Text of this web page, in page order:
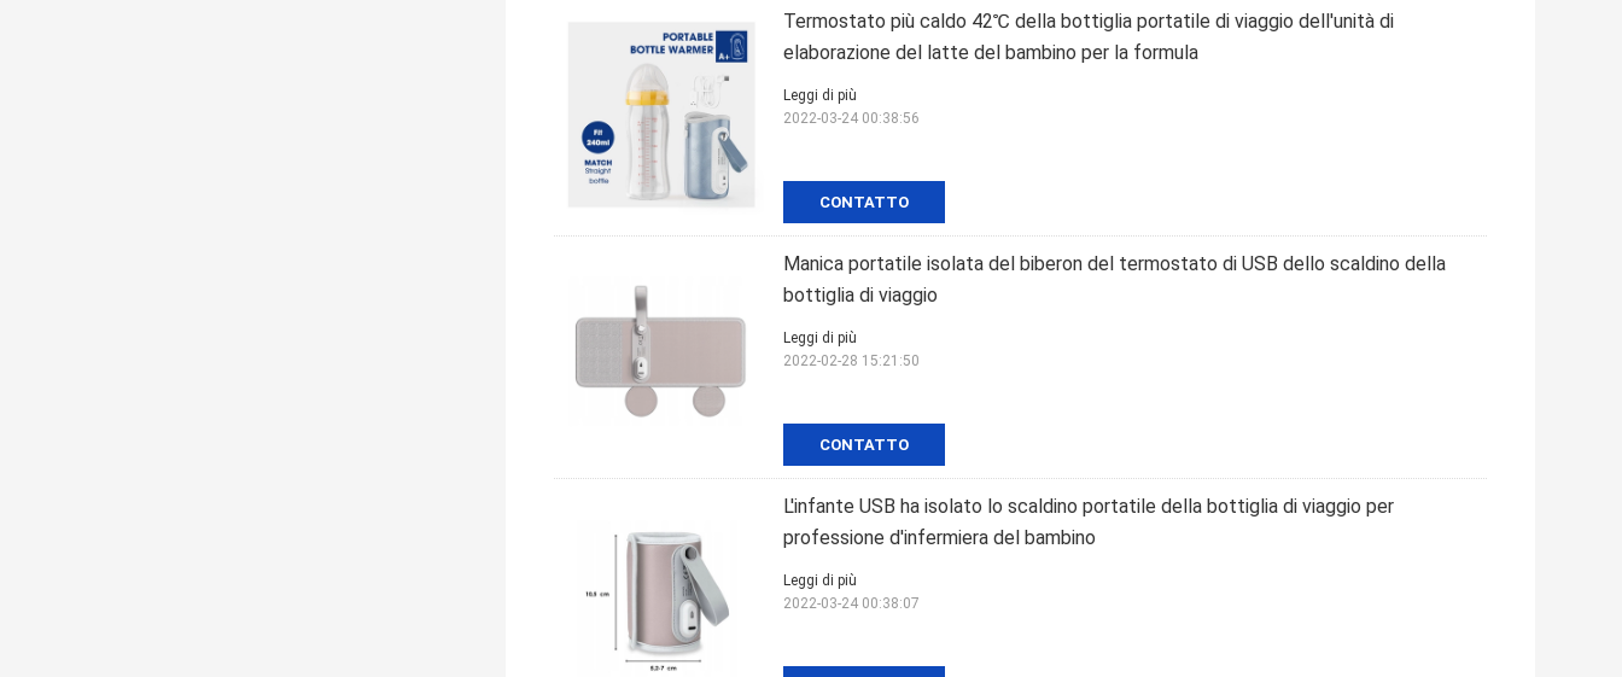
Termostato più caldo 42℃ della bottiglia portatile di viaggio dell'unità di
elaborazione del latte del bambino per la formula
CONTATTO
Leggi di più
2022-03-24 00:38:56
Manica portatile isolata del biberon del termostato di USB dello scaldino della
bottiglia di viaggio
CONTATTO
Leggi di più
2022-02-28 15:21:50
L'infante USB ha isolato lo scaldino portatile della bottiglia di viaggio per
professione d'infermiera del bambino
Leggi di più
2022-03-24 00:38:07